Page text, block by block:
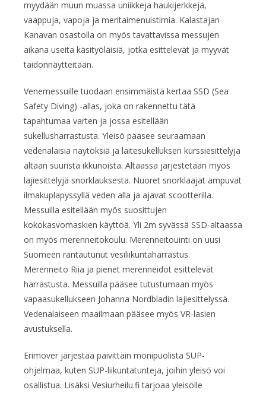
myydään muun muassa uniikkeja haukijerkkejä,
vaappuja, vapoja ja meritaimenuistimia. Kalastajan
Kanavan osastolla on myös tavattavissa messujen
aikana useita käsityöläisiä, jotka esittelevät ja myyvät
taidonnäytteitään.
Venemessuille tuodaan ensimmäistä kertaa SSD (Sea
Safety Diving) -allas, joka on rakennettu tätä
tapahtumaa varten ja jossa esitellään
sukellusharrastusta. Yleisö pääsee seuraamaan
vedenalaisia näytöksiä ja laitesukelluksen kurssiesittelyjä
altaan suurista ikkunoista. Altaassa järjestetään myös
lajiesittelyjä snorklauksesta. Nuoret snorklaajat ampuvat
ilmakuplapyssyllä veden alla ja ajavat scootterilla.
Messuilla esitellään myös suosittujen
kokokasvomaskien käyttöä. Yli 2m syvässä SSD-altaassa
on myös merenneitokoulu. Merenneitouinti on uusi
Suomeen rantautunut vesiliikuntaharrastus.
Merenneito Riia ja pienet merenneidot esittelevät
harrastusta. Messuilla pääsee tutustumaan myös
vapaasukellukseen Johanna Nordbladin lajiesittelyssä.
Vedenalaiseen maailmaan pääsee myös VR-lasien
avustuksella.
Erimover järjestää päivittäin monipuolista SUP-
ohjelmaa, kuten SUP-liikuntatunteja, joihin yleisö voi
osallistua. Lisäksi Vesiurheilu.fi tarjoaa yleisölle